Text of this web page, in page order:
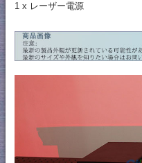
1 x レーザー電源